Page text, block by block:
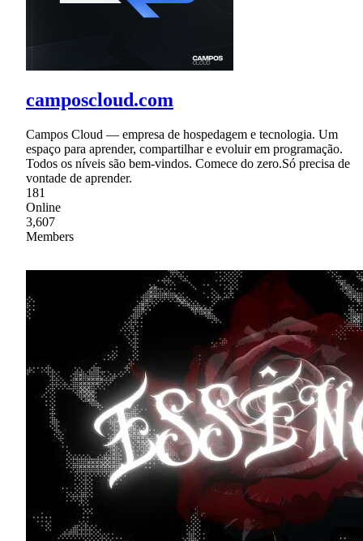
camposcloud.com
Campos Cloud — empresa de hospedagem e tecnologia. Um
espaço para aprender, compartilhar e evoluir em programação.
Todos os níveis são bem-vindos. Comece do zero.Só precisa de
vontade de aprender.
181
Online
3,607
Members